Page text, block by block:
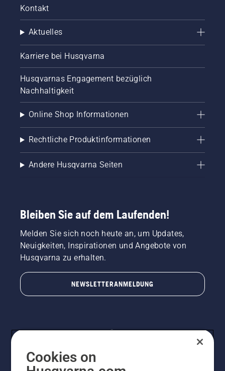
Kontakt
Aktuelles
Karriere bei Husqvarna
Husqvarnas Engagement bezüglich
Nachhaltigkeit
Online Shop Informationen
Rechtliche Produktinformationen
Andere Husqvarna Seiten
Bleiben Sie auf dem Laufenden!
Melden Sie sich noch heute an, um Updates,
Neuigkeiten, Inspirationen und Angebote von
Husqvarna zu erhalten.
NEWSLETTERANMELDUNG
Cookies on